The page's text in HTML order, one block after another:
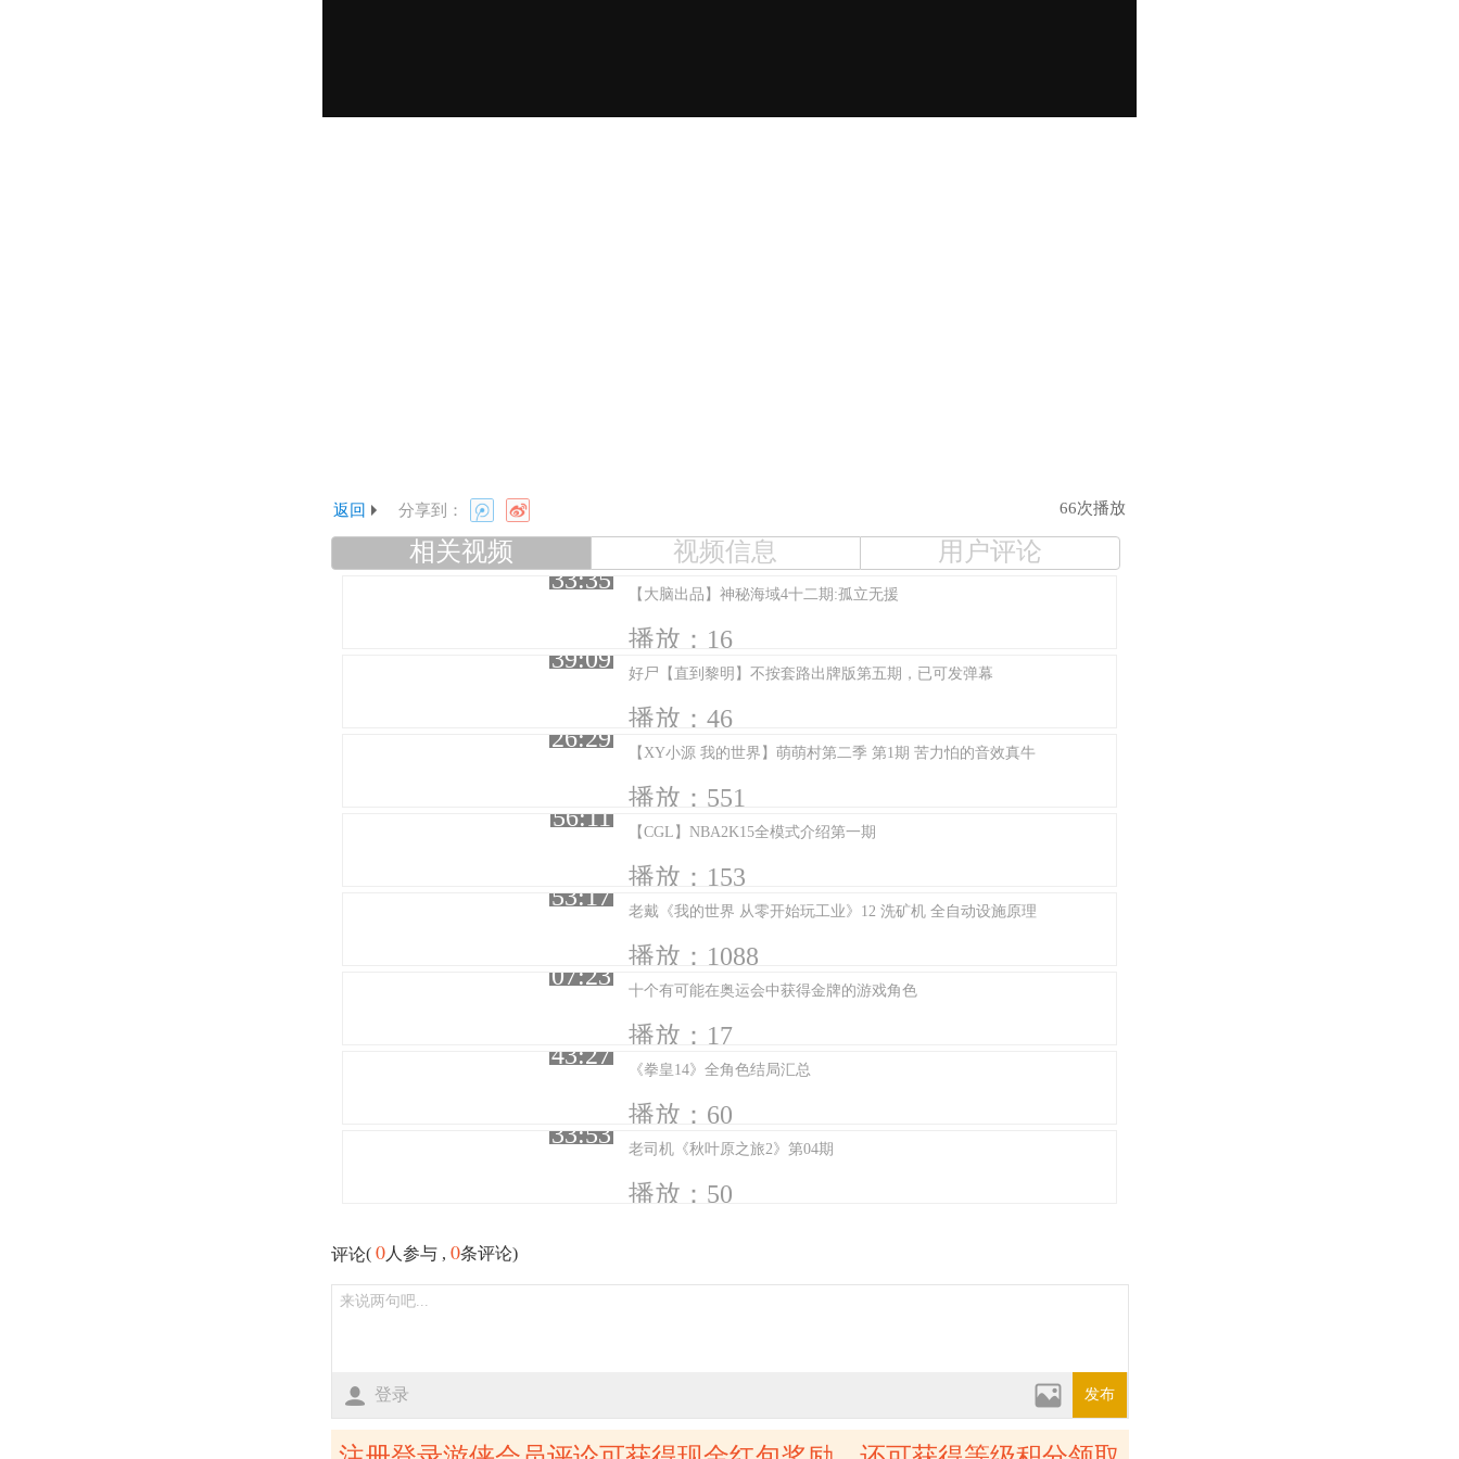
返回 分享到： 66次播放
相关视频 视频信息
用户评论
33:35
【大脑出品】神秘海域4十二期:孤立无援
播放：16
39:09
好尸【直到黎明】不按套路出牌版第五期，已可发弹幕
播放：46
26:29
【XY小源 我的世界】萌萌村第二季 第1期 苦力怕的音效真牛
播放：551
56:11
【CGL】NBA2K15全模式介绍第一期
播放：153
53:17
老戴《我的世界 从零开始玩工业》12 洗矿机 全自动设施原理
播放：1088
07:23
十个有可能在奥运会中获得金牌的游戏角色
播放：17
43:27
《拳皇14》全角色结局汇总
播放：60
33:53
老司机《秋叶原之旅2》第04期
播放：50
评论( 0人参与 , 0条评论)
登录 发布